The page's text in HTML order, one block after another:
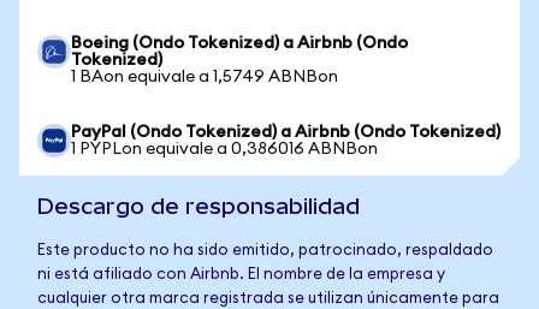
Boeing (Ondo Tokenized) a Airbnb (Ondo
Tokenized)
1 BAon equivale a 1,5749 ABNBon
PayPal (Ondo Tokenized) a Airbnb (Ondo Tokenized)
1 PYPLon equivale a 0,386016 ABNBon
Descargo de responsabilidad
Este producto no ha sido emitido, patrocinado, respaldado
ni está afiliado con Airbnb. El nombre de la empresa y
cualquier otra marca registrada se utilizan únicamente para